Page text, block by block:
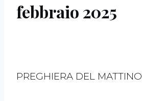
febbraio 2025
PREGHIERA DEL MATTINO